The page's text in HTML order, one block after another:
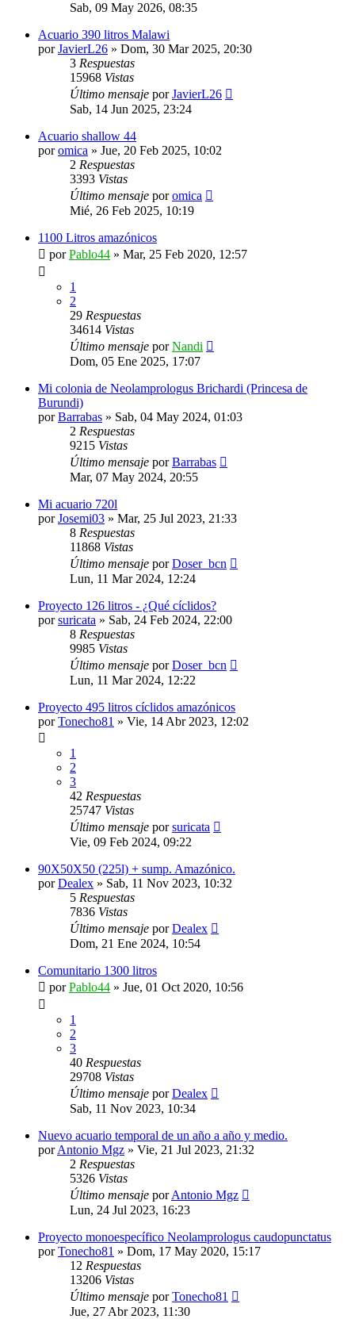
Sab, 09 May 2026, 08:35
Acuario 390 litros Malawi
porJavierL26 » Dom, 30 Mar 2025, 20:30
3 Respuestas
15968 Vistas
Último mensaje porJavierL26
Sab, 14 Jun 2025, 23:24
Acuario shallow 44
poromica » Jue, 20 Feb 2025, 10:02
2 Respuestas
3393 Vistas
Último mensaje poromica
Mié, 26 Feb 2025, 10:19
1100 Litros amazónicos
porPablo44 » Mar, 25 Feb 2020, 12:57
1
2
29 Respuestas
34614 Vistas
Último mensaje porNandi
Dom, 05 Ene 2025, 17:07
Mi colonia de Neolamprologus Brichardi (Princesa de
Burundi)
porBarrabas » Sab, 04 May 2024, 01:03
2 Respuestas
9215 Vistas
Último mensaje porBarrabas
Mar, 07 May 2024, 20:55
Mi acuario 720l
porJosemi03 » Mar, 25 Jul 2023, 21:33
8 Respuestas
11868 Vistas
Último mensaje porDoser_bcn
Lun, 11 Mar 2024, 12:24
Proyecto 126 litros - ¿Qué cíclidos?
porsuricata » Sab, 24 Feb 2024, 22:00
8 Respuestas
9985 Vistas
Último mensaje porDoser_bcn
Lun, 11 Mar 2024, 12:22
Proyecto 495 litros cíclidos amazónicos
porTonecho81 » Vie, 14 Abr 2023, 12:02
1
2
3
42 Respuestas
25747 Vistas
Último mensaje porsuricata
Vie, 09 Feb 2024, 09:22
90X50X50 (225l) + sump. Amazónico.
porDealex » Sab, 11 Nov 2023, 10:32
5 Respuestas
7836 Vistas
Último mensaje porDealex
Dom, 21 Ene 2024, 10:54
Comunitario 1300 litros
porPablo44 » Jue, 01 Oct 2020, 10:56
1
2
3
40 Respuestas
29708 Vistas
Último mensaje porDealex
Sab, 11 Nov 2023, 10:34
Nuevo acuario temporal de un año a año y medio.
porAntonio Mgz » Vie, 21 Jul 2023, 21:32
2 Respuestas
5326 Vistas
Último mensaje porAntonio Mgz
Lun, 24 Jul 2023, 16:23
Proyecto monoespecífico Neolamprologus caudopunctatus
porTonecho81 » Dom, 17 May 2020, 15:17
12 Respuestas
13206 Vistas
Último mensaje porTonecho81
Jue, 27 Abr 2023, 11:30